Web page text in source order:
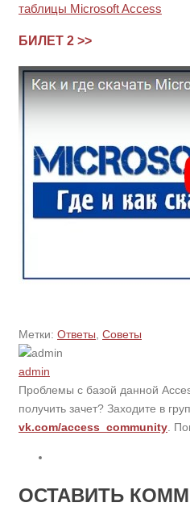
таблицы Microsoft Access
БИЛЕТ 2 >>
Метки: Ответы Советы
admin
Проблемы с базой данной
получить зачет? Заходите в
vk.com/access_community .
ОСТАВИТЬ